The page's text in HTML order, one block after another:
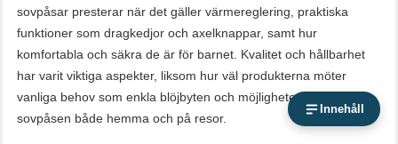
sovpåsar presterar när det gäller värmereglering, praktiska
funktioner som dragkedjor och axelknappar, samt hur
komfortabla och säkra de är för barnet. Kvalitet och hållbarhet
har varit viktiga aspekter, liksom hur väl produkterna möter
vanliga behov som enkla blöjbyten och möjligheten att använda
sovpåsen både hemma och på resor.
Innehåll